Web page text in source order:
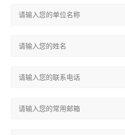
ACTB系列电流互感器过电压保护器
ARTM系列温度巡检测控仪